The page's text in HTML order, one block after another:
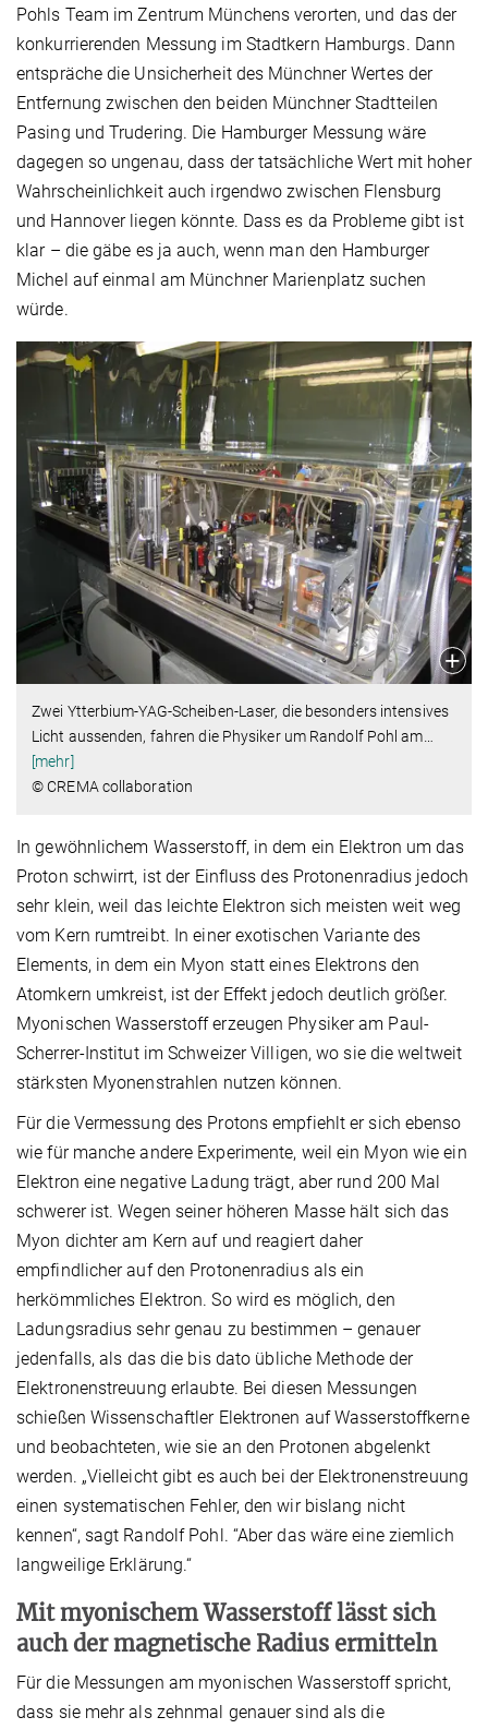
Pohls Team im Zentrum Münchens verorten, und das der
konkurrierenden Messung im Stadtkern Hamburgs. Dann
entspräche die Unsicherheit des Münchner Wertes der
Entfernung zwischen den beiden Münchner Stadtteilen
Pasing und Trudering. Die Hamburger Messung wäre
dagegen so ungenau, dass der tatsächliche Wert mit hoher
Wahrscheinlichkeit auch irgendwo zwischen Flensburg
und Hannover liegen könnte. Dass es da Probleme gibt ist
klar – die gäbe es ja auch, wenn man den Hamburger
Michel auf einmal am Münchner Marienplatz suchen
würde.
Zwei Ytterbium-YAG-Scheiben-Laser, die besonders intensives
Licht aussenden, fahren die Physiker um Randolf Pohl am
[mehr]
© CREMA collaboration
In gewöhnlichem Wasserstoff, in dem ein Elektron um das
Proton schwirrt, ist der Einfluss des Protonenradius jedoch
sehr klein, weil das leichte Elektron sich meisten weit weg
vom Kern rumtreibt. In einer exotischen Variante des
Elements, in dem ein Myon statt eines Elektrons den
Atomkern umkreist, ist der Effekt jedoch deutlich größer.
Myonischen Wasserstoff erzeugen Physiker am Paul-
Scherrer-Institut im Schweizer Villigen, wo sie die weltweit
stärksten Myonenstrahlen nutzen können.
Für die Vermessung des Protons empfiehlt er sich ebenso
wie für manche andere Experimente, weil ein Myon wie ein
Elektron eine negative Ladung trägt, aber rund 200 Mal
schwerer ist. Wegen seiner höheren Masse hält sich das
Myon dichter am Kern auf und reagiert daher
empfindlicher auf den Protonenradius als ein
herkömmliches Elektron. So wird es möglich, den
Ladungsradius sehr genau zu bestimmen – genauer
jedenfalls, als das die bis dato übliche Methode der
Elektronenstreuung erlaubte. Bei diesen Messungen
schießen Wissenschaftler Elektronen auf Wasserstoffkerne
und beobachteten, wie sie an den Protonen abgelenkt
werden. „Vielleicht gibt es auch bei der Elektronenstreuung
einen systematischen Fehler, den wir bislang nicht
kennen“, sagt Randolf Pohl. “Aber das wäre eine ziemlich
langweilige Erklärung.“
Mit myonischem Wasserstoff lässt sich
auch der magnetische Radius ermitteln
Für die Messungen am myonischen Wasserstoff spricht,
dass sie mehr als zehnmal genauer sind als die